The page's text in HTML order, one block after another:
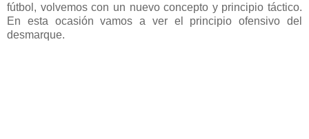
fútbol, volvemos con un nuevo concepto y principio táctico.
En esta ocasión vamos a ver el principio ofensivo del
desmarque.